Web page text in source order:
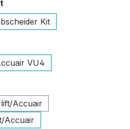
Kit
VU4
Accuair
Accuair